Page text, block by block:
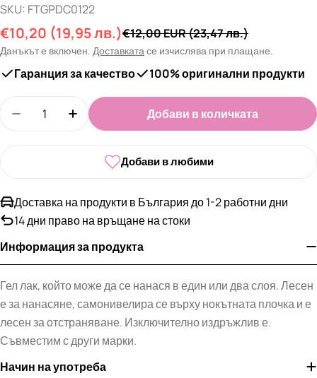
SKU: FTGPDC0122
Промо
цена
€10,20 (19,95 лв.)
Редовна
цена
€12,00 EUR(23,47 лв.)
Данъкът е включен. Доставката се изчислява при плащане.
Гаранция за качество 100% оригинални продукти
Количество
Намали количеството за Гел лак
Увеличи количеството за Гел лак
Добави в количката
Добави в любими
Доставка на продукти в България до 1-2 работни дни
14 дни право на връщане на стоки
Информация за продукта
Гел лак, който може да се нанася в един или два слоя. Лесен
е за нанасяне, самонивелира се върху нокътната плочка и е
лесен за отстраняване. Изключително издръжлив е.
Съвместим с други марки.
Начин на употреба